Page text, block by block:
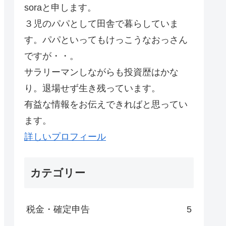
soraと申します。
３児のパパとして田舎で暮らしていま
す。パパといってもけっこうなおっさん
ですが・・。
サラリーマンしながらも投資歴はかな
り。退場せず生き残っています。
有益な情報をお伝えできればと思ってい
ます。
詳しいプロフィール
カテゴリー
税金・確定申告 5